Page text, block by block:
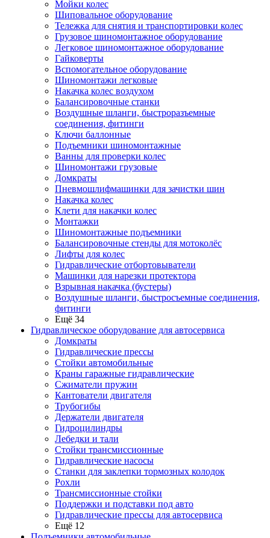
Мойки колес
Шиповальное оборудование
Тележка для снятия и транспортировки колес
Грузовое шиномонтажное оборудование
Легковое шиномонтажное оборудование
Гайковерты
Вспомогательное оборудование
Шиномонтажи легковые
Накачка колес воздухом
Балансировочные станки
Воздушные шланги, быстроразъемные
соединения, фитинги
Ключи баллонные
Подъемники шиномонтажные
Ванны для проверки колес
Шиномонтажи грузовые
Домкраты
Пневмошлифмашинки для зачистки шин
Накачка колес
Клети для накачки колес
Монтажки
Шиномонтажные подъемники
Балансировочные стенды для мотоколёс
Лифты для колес
Гидравлические отбортовыватели
Машинки для нарезки протектора
Взрывная накачка (бустеры)
Воздушные шланги, быстросъемные соединения,
фитинги
Ещё 34
Гидравлическое оборудование для автосервиса
Домкраты
Гидравлические прессы
Стойки автомобильные
Краны гаражные гидравлические
Сжиматели пружин
Кантователи двигателя
Трубогибы
Держатели двигателя
Гидроцилиндры
Лебедки и тали
Стойки трансмиссионные
Гидравлические насосы
Cтанки для заклепки тормозных колодок
Рохли
Трансмиссионные стойки
Поддержки и подставки под авто
Гидравлические прессы для автосервиса
Ещё 12